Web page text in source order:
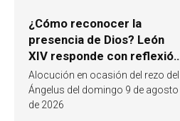
¿Cómo reconocer la
presencia de Dios? León
XIV responde con reflexión
a partir de un pasaje del
Evangelio
Alocución en ocasión del rezo del
Ángelus del domingo 9 de agosto
de 2026